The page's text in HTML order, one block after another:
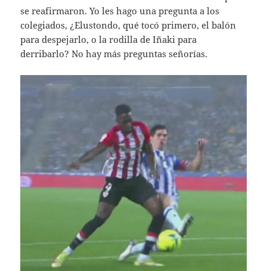
se reafirmaron. Yo les hago una pregunta a los
colegiados, ¿Elustondo, qué tocó primero, el balón
para despejarlo, o la rodilla de Iñaki para
derribarlo? No hay más preguntas señorías.